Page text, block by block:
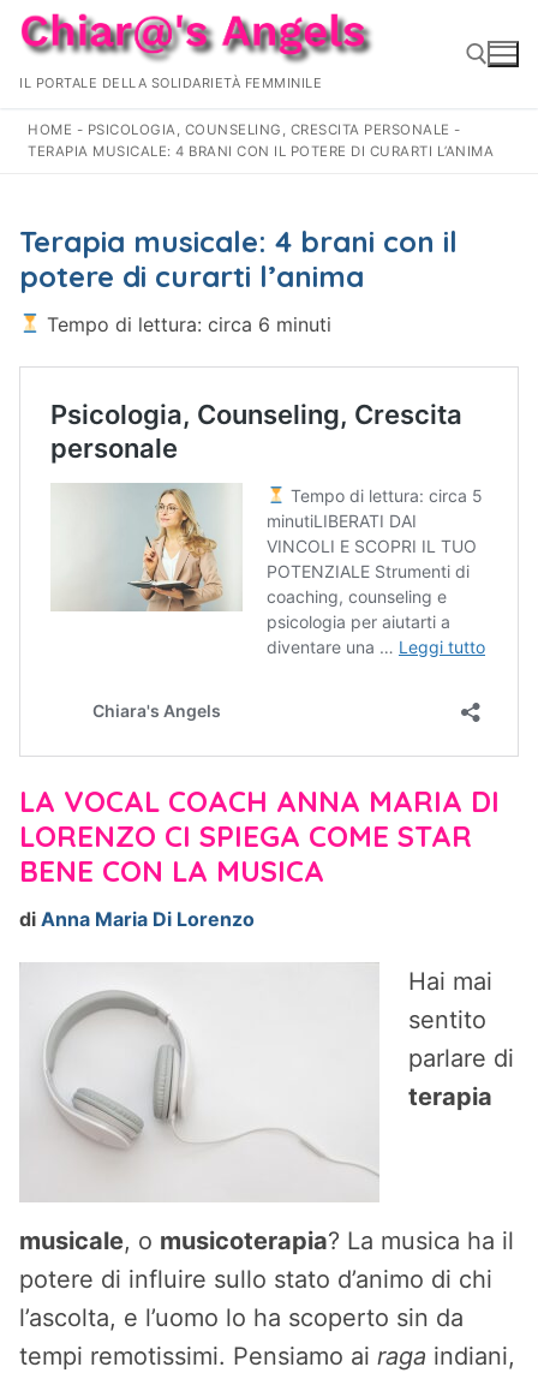
Vai
contenuto
IL PORTALE DELLA SOLIDARIETÀ FEMMINILE
Cerca:
HOME - PSICOLOGIA, COUNSELING, CRESCITA PERSONALE -
TERAPIA MUSICALE: 4 BRANI CON IL POTERE DI CURARTI L’ANIMA
Terapia musicale: 4 brani con il
potere di curarti l’anima
Tempo di lettura: circa 6 minuti
LA VOCAL COACH ANNA MARIA DI
LORENZO CI SPIEGA COME STAR
BENE CON LA MUSICA
di Anna Maria Di Lorenzo
Hai mai
sentito
parlare di
terapia
musicale, o musicoterapia? La musica ha il
potere di influire sullo stato d’animo di chi
l’ascolta, e l’uomo lo ha scoperto sin da
tempi remotissimi. Pensiamo ai raga indiani,